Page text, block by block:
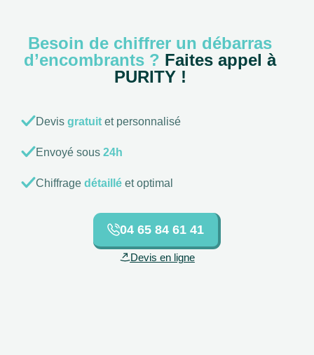
Besoin de chiffrer un débarras
d’encombrants ? Faites appel à
PURITY !
Devis gratuit et personnalisé
Envoyé sous 24h
Chiffrage détaillé et optimal
04 65 84 61 41
Devis en ligne